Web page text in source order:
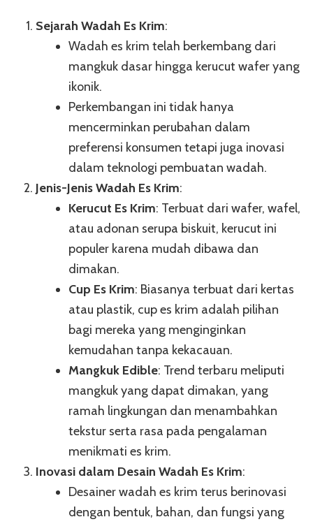
Sejarah Wadah Es Krim:
Wadah es krim telah berkembang dari
mangkuk dasar hingga kerucut wafer yang
ikonik.
Perkembangan ini tidak hanya
mencerminkan perubahan dalam
preferensi konsumen tetapi juga inovasi
dalam teknologi pembuatan wadah.
Jenis-Jenis Wadah Es Krim:
Kerucut Es Krim: Terbuat dari wafer, wafel,
atau adonan serupa biskuit, kerucut ini
populer karena mudah dibawa dan
dimakan.
Cup Es Krim: Biasanya terbuat dari kertas
atau plastik, cup es krim adalah pilihan
bagi mereka yang menginginkan
kemudahan tanpa kekacauan.
Mangkuk Edible: Trend terbaru meliputi
mangkuk yang dapat dimakan, yang
ramah lingkungan dan menambahkan
tekstur serta rasa pada pengalaman
menikmati es krim.
Inovasi dalam Desain Wadah Es Krim:
Desainer wadah es krim terus berinovasi
dengan bentuk, bahan, dan fungsi yang